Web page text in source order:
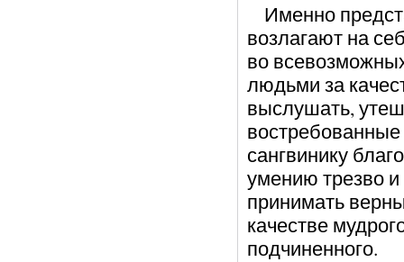
Именно
возлагают на
во
людьми за
выслушать,
сангвинику
умению трезво и
принимать
качестве
подчиненного.